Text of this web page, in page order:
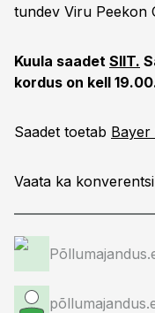
tundev Viru Peekon
Kuula saadet SIIT.
kordus on kell
Saadet toetab Bayer
Vaata ka